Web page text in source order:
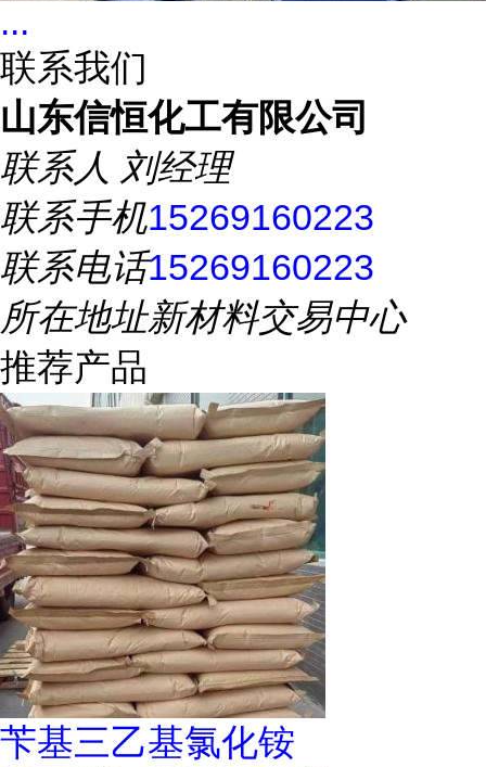
...
联系我们
山东信恒化工有限公司
联系人 刘经理
联系手机15269160223
联系电话15269160223
所在地址新材料交易中心
推荐产品
苄基三乙基氯化铵